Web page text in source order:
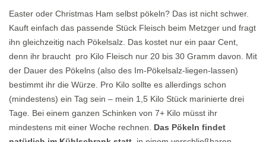
Easter oder Christmas Ham selbst pökeln? Das ist nicht schwer.
Kauft einfach das passende Stück Fleisch beim Metzger und fragt
ihn gleichzeitig nach Pökelsalz. Das kostet nur ein paar Cent,
denn ihr braucht pro Kilo Fleisch nur 20 bis 30 Gramm davon. Mit
der Dauer des Pökelns (also des Im-Pökelsalz-liegen-lassen)
bestimmt ihr die Würze. Pro Kilo sollte es allerdings schon
(mindestens) ein Tag sein – mein 1,5 Kilo Stück marinierte drei
Tage. Bei einem ganzen Schinken von 7+ Kilo müsst ihr
mindestens mit einer Woche rechnen. Das Pökeln findet